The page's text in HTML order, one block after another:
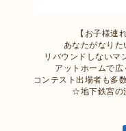
【お子様連
あなたがなりた
リバウンドしないマ
アットホームで広
コンテスト出場者も多
☆地下鉄宮の